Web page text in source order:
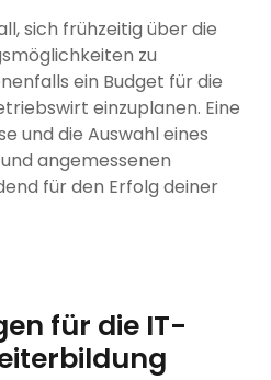
sich frühzeitig über die
zu
ein Budget für die
einzuplanen. Eine
und die Auswahl eines
angemessenen
für den Erfolg deiner
für die IT-